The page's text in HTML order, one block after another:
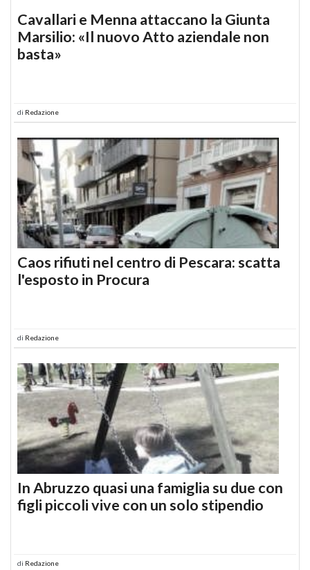
Cavallari e Menna attaccano la Giunta
Marsilio: «Il nuovo Atto aziendale non
basta»
di Redazione
Caos rifiuti nel centro di Pescara: scatta
l'esposto in Procura
di Redazione
In Abruzzo quasi una famiglia su due con
figli piccoli vive con un solo stipendio
di Redazione